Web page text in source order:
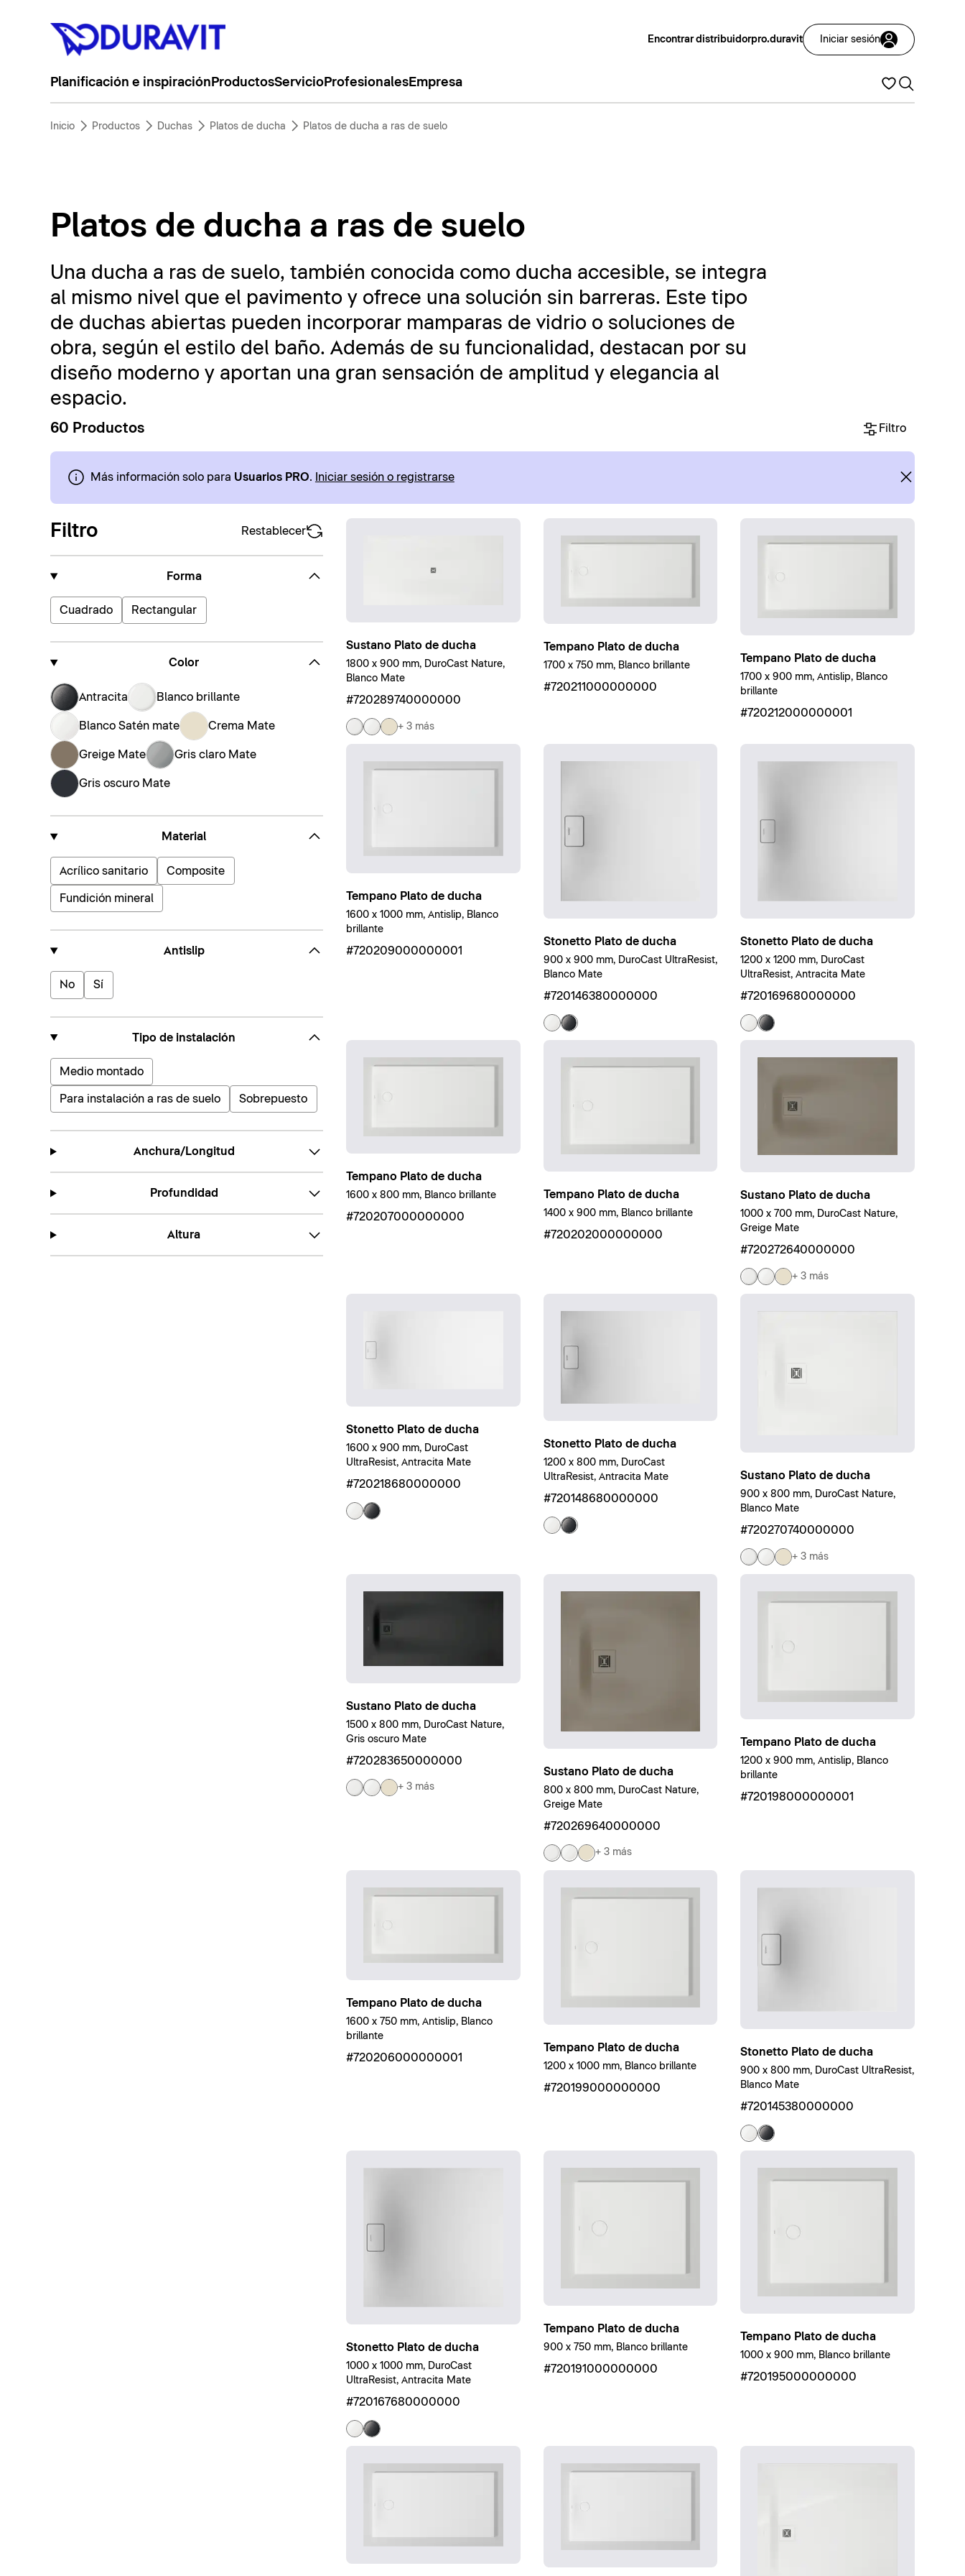
Encontrar distribuidorpro.duravit Iniciar sesión
Planificación e inspiración ProductosServicioProfesionalesEmpresa
Inicio Productos Duchas Platos de ducha Platos de ducha a ras de suelo
Platos de ducha a ras de suelo
Una ducha a ras de suelo, también conocida como ducha accesible, se integra
al mismo nivel que el pavimento y ofrece una solución sin barreras. Este tipo
de duchas abiertas pueden incorporar mamparas de vidrio o soluciones de
obra, según el estilo del baño. Además de su funcionalidad, destacan por su
diseño moderno y aportan una gran sensación de amplitud y elegancia al
espacio.
60 Productos Filtro
Más información solo para Usuarios PRO. Iniciar sesión o registrarse
Filtro Restablecer
Forma
Cuadrado Rectangular
Color
Antracita Blanco brillante
Blanco Satén mate Crema Mate
Greige Mate Gris claro Mate
Gris oscuro Mate
Material
Acrílico sanitario Composite
Fundición mineral
Antislip
No Sí
Tipo de instalación
Medio montado
Para instalación a ras de suelo Sobrepuesto
Anchura/Longitud
Profundidad
Altura
Sustano Plato de ducha
1800 x 900 mm, DuroCast Nature,
Blanco Mate
#720289740000000
+ 3 más
Tempano Plato de ducha
1700 x 750 mm, Blanco brillante
#720211000000000
Tempano Plato de ducha
1700 x 900 mm, Antislip, Blanco
brillante
#720212000000001
Tempano Plato de ducha
1600 x 1000 mm, Antislip, Blanco
brillante
#720209000000001
Stonetto Plato de ducha
900 x 900 mm, DuroCast UltraResist,
Blanco Mate
#720146380000000
Stonetto Plato de ducha
1200 x 1200 mm, DuroCast
UltraResist, Antracita Mate
#720169680000000
Tempano Plato de ducha
1600 x 800 mm, Blanco brillante
#720207000000000
Tempano Plato de ducha
1400 x 900 mm, Blanco brillante
#720202000000000
Sustano Plato de ducha
1000 x 700 mm, DuroCast Nature,
Greige Mate
#720272640000000
+ 3 más
Stonetto Plato de ducha
1600 x 900 mm, DuroCast
UltraResist, Antracita Mate
#720218680000000
Stonetto Plato de ducha
1200 x 800 mm, DuroCast
UltraResist, Antracita Mate
#720148680000000
Sustano Plato de ducha
900 x 800 mm, DuroCast Nature,
Blanco Mate
#720270740000000
+ 3 más
Sustano Plato de ducha
1500 x 800 mm, DuroCast Nature,
Gris oscuro Mate
#720283650000000
+ 3 más
Sustano Plato de ducha
800 x 800 mm, DuroCast Nature,
Greige Mate
#720269640000000
+ 3 más
Tempano Plato de ducha
1200 x 900 mm, Antislip, Blanco
brillante
#720198000000001
Tempano Plato de ducha
1600 x 750 mm, Antislip, Blanco
brillante
#720206000000001
Tempano Plato de ducha
1200 x 1000 mm, Blanco brillante
#720199000000000
Stonetto Plato de ducha
900 x 800 mm, DuroCast UltraResist,
Blanco Mate
#720145380000000
Stonetto Plato de ducha
1000 x 1000 mm, DuroCast
UltraResist, Antracita Mate
#720167680000000
Tempano Plato de ducha
900 x 750 mm, Blanco brillante
#720191000000000
Tempano Plato de ducha
1000 x 900 mm, Blanco brillante
#720195000000000